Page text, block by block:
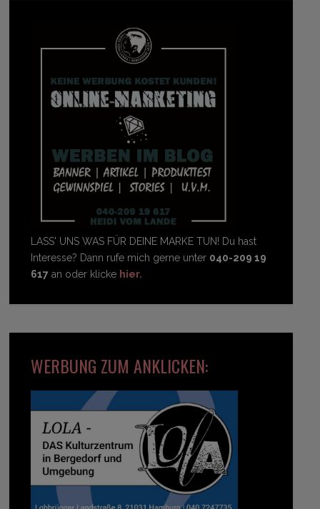
LASS' UNS WAS FÜR DEINE MARKE TUN! Du hast
Interesse? Dann rufe mich gerne unter 040-209 19
617 an oder klicke hier.
WERBUNG ZUM ANKLICKEN: